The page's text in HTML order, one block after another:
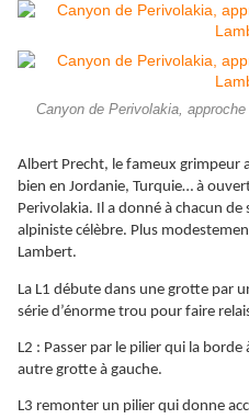
Canyon de Perivolakia,
Albert Precht, le fameux grimpeur
bien en Jordanie, Turquie… à
Perivolakia. Il a donné à chacun de
alpiniste célèbre. Plus
Lambert.
La L1 débute dans une grotte par
série d’énorme trou pour faire
L2 : Passer par le pilier qui la
autre grotte à gauche.
L3 remonter un pilier qui donne